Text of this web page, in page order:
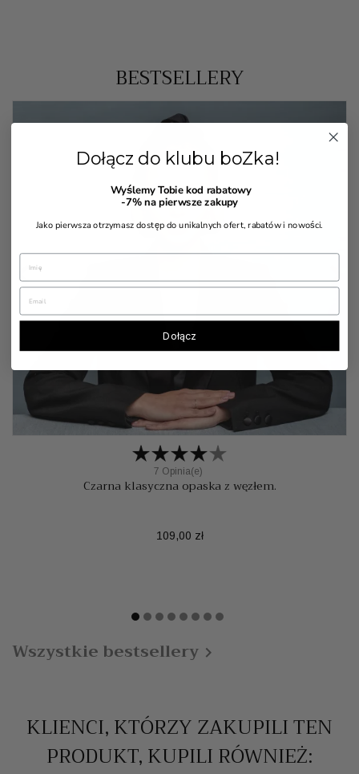
BESTSELLERY
7 Opinia(e)
Czarna klasyczna opaska z węzłem.
Cena
109,00 zł
 
Wszystkie bestsellery 
KLIENCI, KTÓRZY ZAKUPILI TEN
PRODUKT, KUPILI RÓWNIEŻ:
Dołącz do klubu boZka!
Wyślemy Tobie kod rabatowy
-7%na pierwsze zakupy
Jako pierwsza otrzymasz dostęp do unikalnych ofert, rabatów i nowości.
Dołącz